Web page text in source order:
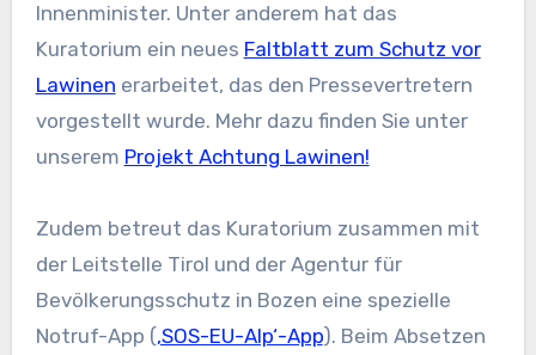
Innenminister. Unter anderem hat das
Kuratorium ein neues Faltblatt zum Schutz vor
Lawinen erarbeitet, das den Pressevertretern
vorgestellt wurde. Mehr dazu finden Sie unter
unserem Projekt Achtung Lawinen!
Zudem betreut das Kuratorium zusammen mit
der Leitstelle Tirol und der Agentur für
Bevölkerungsschutz in Bozen eine spezielle
Notruf-App (‚SOS-EU-Alp‘-App). Beim Absetzen